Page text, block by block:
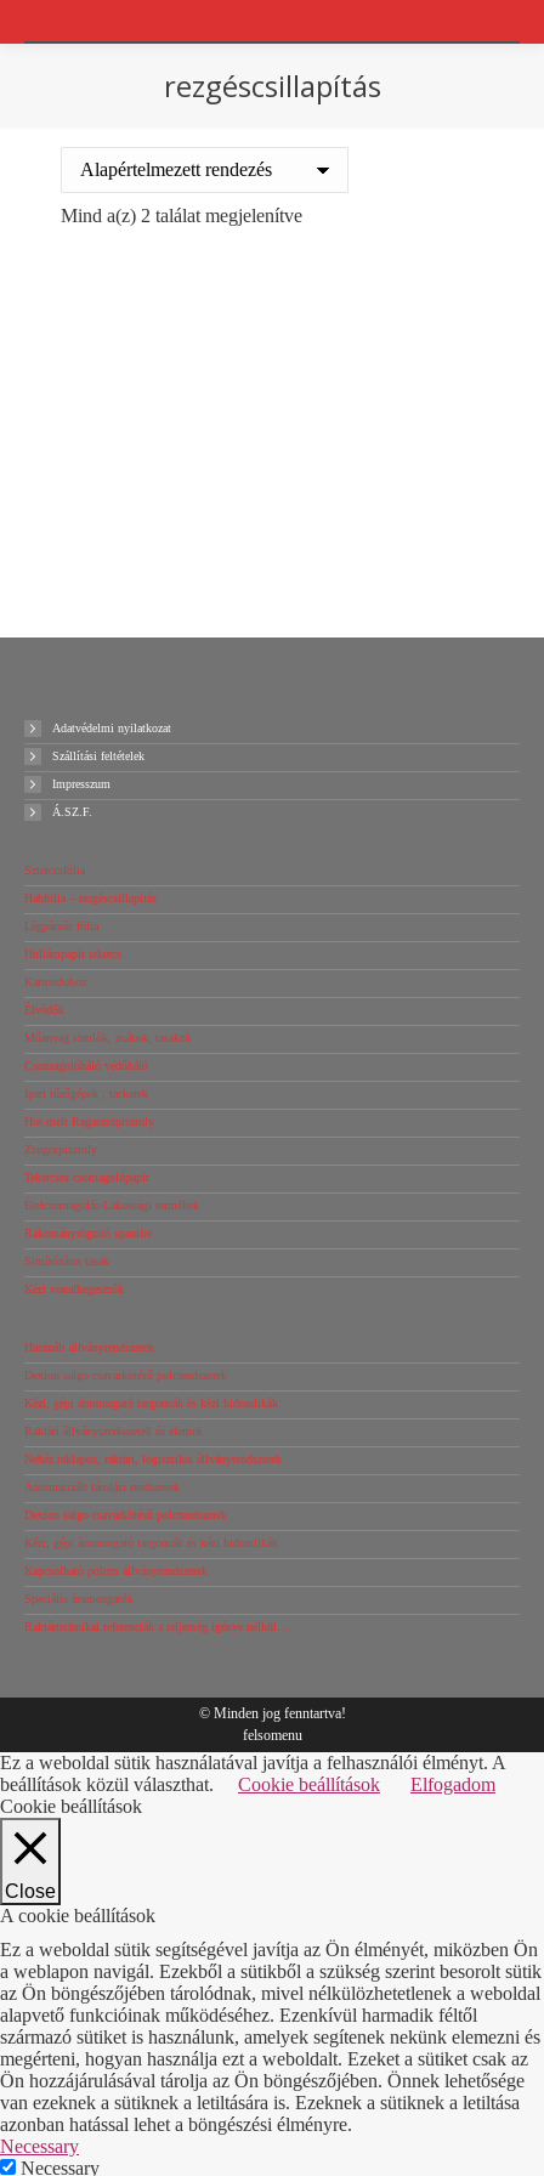
rezgéscsillapítás
Mind a(z) 2 találat megjelenítve
Adatvédelmi nyilatkozat
Szállítási feltételek
Impresszum
Á.SZ.F.
Sztreccsfólia
Habfólia – rezgéscsillapítás
Légpárnás fólia
Hullámpapír tekercs
Kartondoboz
Élvédők
Műanyag tömlők, zsákok, tasakok
Csomagolóháló védőháló
Ipari tűzőgépek , tackerek
Hot-melt Ragasztópisztoly
Zsugorpisztoly
Tekercses csomagolópapír
Ételcsomagolás-Lakossági termékek
Rakományrögzítő spanifer
Simítózáras tasak
Kézi vonalhegesztők
Használt állványrendszerek
Dexion salgo csavarkötésű polcrendszerek
Kézi, gépi árumozgató targoncák és kézi hidraulikák
Raktári állványszerkezetek és elemek
Nehéz raklapos, raktári, logisztikai állványrendszerek
Automatizált tárolási rendszerek
Dexion salgo csavarkötésű polcrendszerek
Kézi, gépi árumozgató targoncák és kézi hidraulikák
Kapcsolható polcos állványrendszerek
Speciális árumozgatók
Raktártechnikai referenciák a teljesség igénye nélkül…
© Minden jog fenntartva!
felsomenu
Ez a weboldal sütik használatával javítja a felhasználói élményt. A
beállítások közül választhat.
Cookie beállítások
Elfogadom
Cookie beállítások
Close
A cookie beállítások
Ez a weboldal sütik segítségével javítja az Ön élményét, miközben Ön
a weblapon navigál. Ezekből a sütikből a szükség szerint besorolt sütik
az Ön böngészőjében tárolódnak, mivel nélkülözhetetlenek a weboldal
alapvető funkcióinak működéséhez. Ezenkívül harmadik féltől
származó sütiket is használunk, amelyek segítenek nekünk elemezni és
megérteni, hogyan használja ezt a weboldalt. Ezeket a sütiket csak az
Ön hozzájárulásával tárolja az Ön böngészőjében. Önnek lehetősége
van ezeknek a sütiknek a letiltására is. Ezeknek a sütiknek a letiltása
azonban hatással lehet a böngészési élményre.
Necessary
Necessary